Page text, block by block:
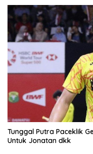
Tunggal Putra Paceklik
Untuk Jonatan dkk